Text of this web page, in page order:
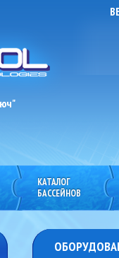
previous next
КАТАЛОГ
БАССЕЙНОВ
КАТАЛОГ